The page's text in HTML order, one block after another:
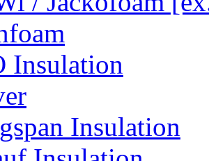
Insulation
Insulation